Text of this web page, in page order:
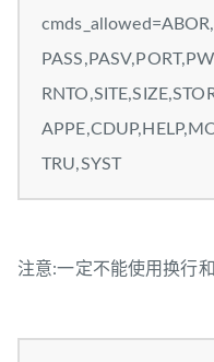
TRU,SYST
注意:一定不能使用换行